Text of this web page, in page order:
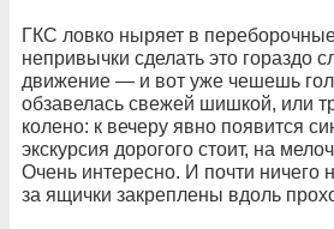
ГКС ловко ныряет в
непривычки сделать это гораздо
движение — и вот уже чешешь
обзавелась свежей шишкой, или
колено: к вечеру явно появится
экскурсия дорогого стоит, на
Очень интересно. И почти ничего
за ящички закреплены вдоль